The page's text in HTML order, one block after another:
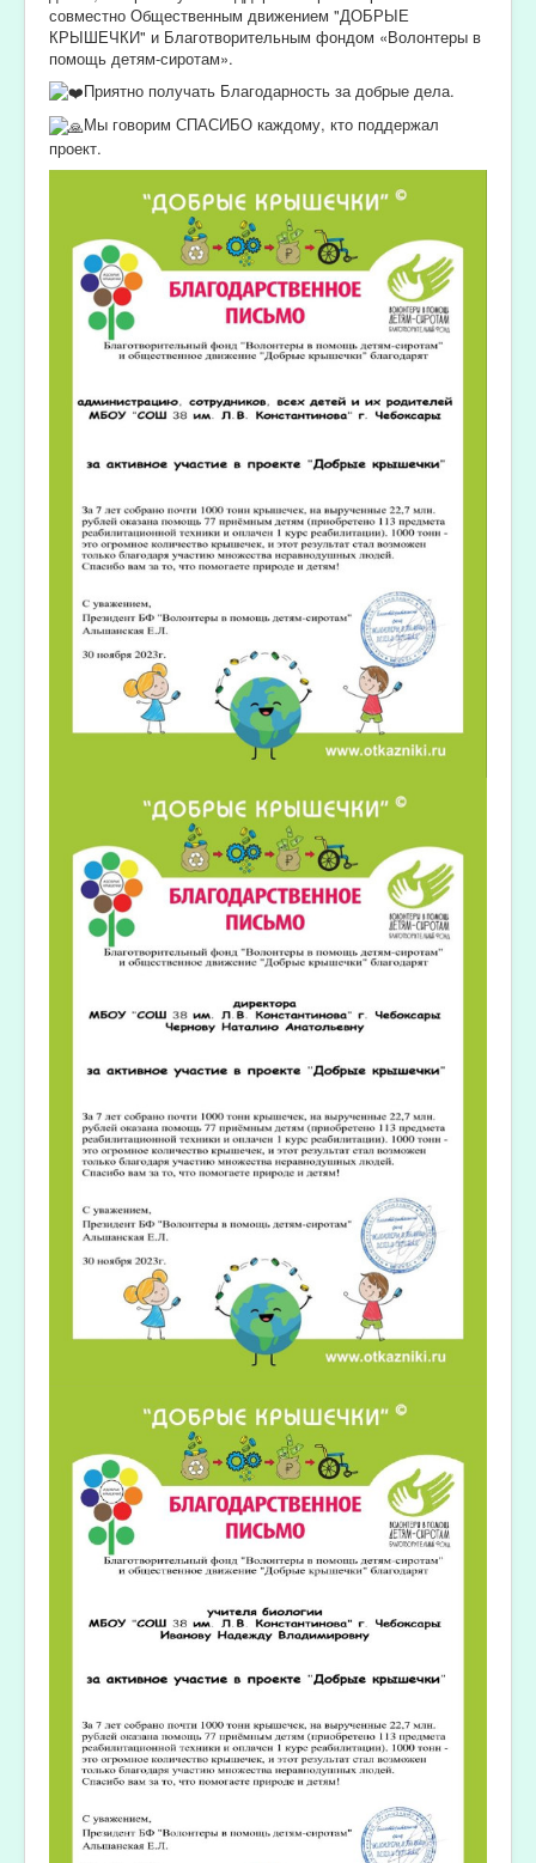
совместно Общественным движением "ДОБРЫЕ
КРЫШЕЧКИ" и Благотворительным фондом «Волонтеры в
помощь детям-сиротам».
Приятно получать Благодарность за добрые дела.
Мы говорим СПАСИБО каждому, кто поддержал
проект.